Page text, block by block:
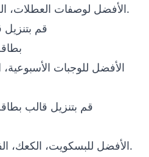
الأفضل لوصفات العطلات، الوصفات العائلية، والهدايا.
قم بتنزيل
الأفضل للوجبات
قم بتنزيل قالب
الأفضل للبسكويت، الكعك، الفطائر، وملاحظات الخبز.